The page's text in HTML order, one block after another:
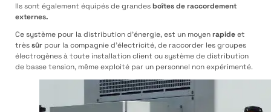
Ils sont également équipés de grandesboîtes de raccordement
externes.
Ce système pour la distribution d’énergie, est un moyenrapideet
trèssûr pour la compagnie d’électricité, de raccorder les groupes
électrogènes à toute installation client ou système de distribution
de basse tension, même exploité par un personnel non expérimenté.